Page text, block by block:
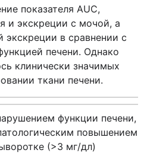
показателя АUC,
и экскреции с мочой, а
экскреции в сравнении с
печени. Однако
клинически значимых
ткани печени.
функции печени,
повышением
(>3 мг/дл)